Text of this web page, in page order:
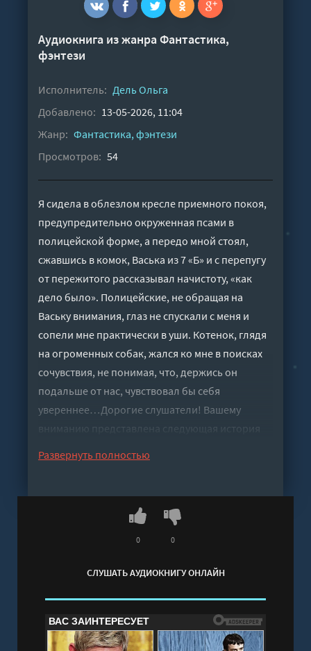
Аудиокнига из жанраФантастика,
фэнтези
Исполнитель: Дель Ольга
Добавлено: 13-05-2026, 11:04
Жанр: Фантастика, фэнтези
Просмотров: 54
Я сидела в облезлом кресле приемного покоя,
предупредительно окруженная псами в
полицейской форме, а передо мной стоял,
сжавшись в комок, Васька из 7 «Б» и с перепугу
от пережитого рассказывал начистоту, «как
дело было». Полицейские, не обращая на
Ваську внимания, глаз не спускали с меня и
сопели мне практически в уши. Котенок, глядя
на огроменных собак, жался ко мне в поисках
сочувствия, не понимая, что, держись он
подальше от нас, чувствовал бы себя
увереннее…Дорогие слушатели! Вашему
вниманию представлена следующая история
Развернуть полностью
СЛУШАТЬ АУДИОКНИГУ ОНЛАЙН
0 0